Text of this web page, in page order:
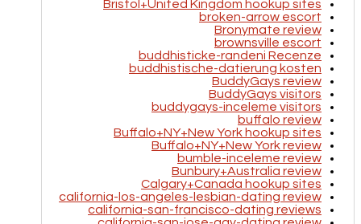
Bristol+United Kingdom hookup sites
broken-arrow escort
Bronymate review
brownsville escort
buddhisticke-randeni Recenze
buddhistische-datierung kosten
BuddyGays review
BuddyGays visitors
buddygays-inceleme visitors
buffalo review
Buffalo+NY+New York hookup sites
Buffalo+NY+New York review
bumble-inceleme review
Bunbury+Australia review
Calgary+Canada hookup sites
california-los-angeles-lesbian-dating review
california-san-francisco-dating reviews